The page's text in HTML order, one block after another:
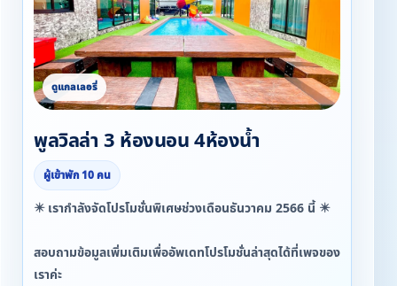
พูลวิลล่า 3 ห้องนอน 4ห้องน้ำ
ผู้เข้าพัก 10 คน
✴️ เรากำลังจัดโปรโมชั่นพิเศษช่วงเดือนธันวาคม 2566 นี้ ✴️
สอบถามข้อมูลเพิ่มเติมเพื่ออัพเดทโปรโมชั่นล่าสุดได้ที่เพจของ
เราค่ะ